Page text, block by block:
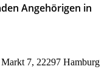
Angehörigen in
7, 22297 Hamburg